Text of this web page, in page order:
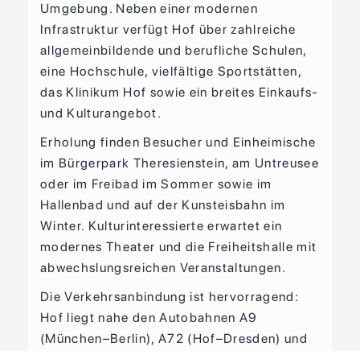
Umgebung. Neben einer modernen
Infrastruktur verfügt Hof über zahlreiche
allgemeinbildende und berufliche Schulen,
eine Hochschule, vielfältige Sportstätten,
das Klinikum Hof sowie ein breites Einkaufs-
und Kulturangebot.
Erholung finden Besucher und Einheimische
im Bürgerpark Theresienstein, am Untreusee
oder im Freibad im Sommer sowie im
Hallenbad und auf der Kunsteisbahn im
Winter. Kulturinteressierte erwartet ein
modernes Theater und die Freiheitshalle mit
abwechslungsreichen Veranstaltungen.
Die Verkehrsanbindung ist hervorragend:
Hof liegt nahe den Autobahnen A9
(München–Berlin), A72 (Hof–Dresden) und